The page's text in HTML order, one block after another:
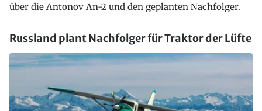
über die Antonov An-2 und den geplanten Nachfolger.
Russland plant Nachfolger für Traktor der Lüfte